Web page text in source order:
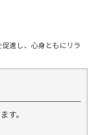
進し、心身ともにリラ
す。